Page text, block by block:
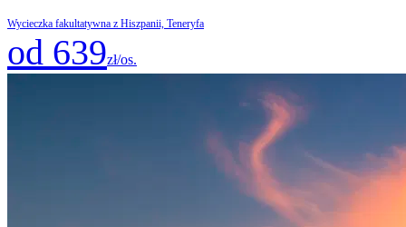
Wycieczka fakultatywna z Hiszpanii, Teneryfa
od 639zł/os.